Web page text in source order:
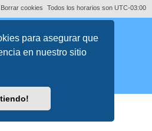
para asegurar que
en nuestro sitio
Todos los horarios son UTC-03:00
Borrar cookies
Abogados Argentinos